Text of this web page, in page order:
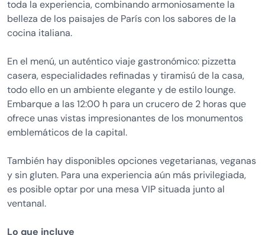
toda la experiencia, combinando armoniosamente la
belleza de los paisajes de París con los sabores de la
cocina italiana.
En el menú, un auténtico viaje gastronómico: pizzetta
casera, especialidades refinadas y tiramisú de la casa,
todo ello en un ambiente elegante y de estilo lounge.
Embarque a las 12:00 h para un crucero de 2 horas que
ofrece unas vistas impresionantes de los monumentos
emblemáticos de la capital.
También hay disponibles opciones vegetarianas, veganas
y sin gluten. Para una experiencia aún más privilegiada,
es posible optar por una mesa VIP situada junto al
ventanal.
Lo que incluye